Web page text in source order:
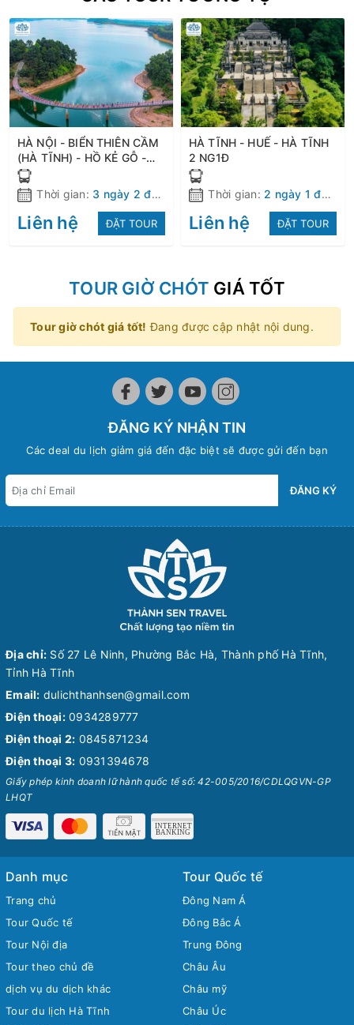
HÀ NỘI - BIỂN THIÊN CẦM
(HÀ TĨNH) - HỒ KẺ GỖ -
CHÙA YÊN LẠC - ĐỀN ÔNG
HOÀNG MƯỜI - HÀ NỘI
Thời gian: 3 ngày 2 đêm
Liên hệ ĐẶT TOUR
HÀ TĨNH - HUẾ - HÀ TĨNH
2 NG1Đ
Thời gian: 2 ngày 1 đêm
Liên hệ ĐẶT TOUR
TOUR GIỜ CHÓT GIÁ TỐT
Tour giờ chót giá tốt! Đang được cập nhật nội dung.
ĐĂNG KÝ NHẬN TIN
Các deal du lịch giảm giá đến đặc biệt sẽ được gửi đến bạn
ĐĂNG KÝ
Địa chỉ: Số 27 Lê Ninh, Phường Bắc Hà, Thành phố Hà Tĩnh,
Tỉnh Hà Tĩnh
Email: dulichthanhsen@gmail.com
Điện thoại: 0934289777
Điện thoại 2: 0845871234
Điện thoại 3: 0931394678
Giấy phép kinh doanh lữ hành quốc tế số: 42-005/2016/CDLQGVN-GP
LHQT
Danh mục
Trang chủ
Tour Quốc tế
Tour Nội địa
Tour theo chủ đề
dịch vụ du dịch khác
Tour du lịch Hà Tĩnh
Tour Quốc tế
Đông Nam Á
Đông Bắc Á
Trung Đông
Châu Âu
Châu mỹ
Châu Úc